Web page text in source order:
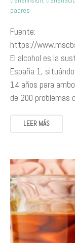
padres
Fuente:
https://
El alcohol es la
España 1,
14 años para
de 200 problemas
LEER MÁS